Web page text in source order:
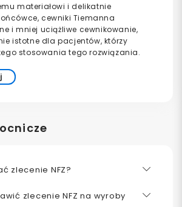
materiałowi i delikatnie
cewniki Tiemanna
i mniej uciążliwe cewnikowanie,
istotne dla pacjentów, którzy
stosowania tego rozwiązania.
zlecenie NFZ?
zlecenie NFZ na wyroby